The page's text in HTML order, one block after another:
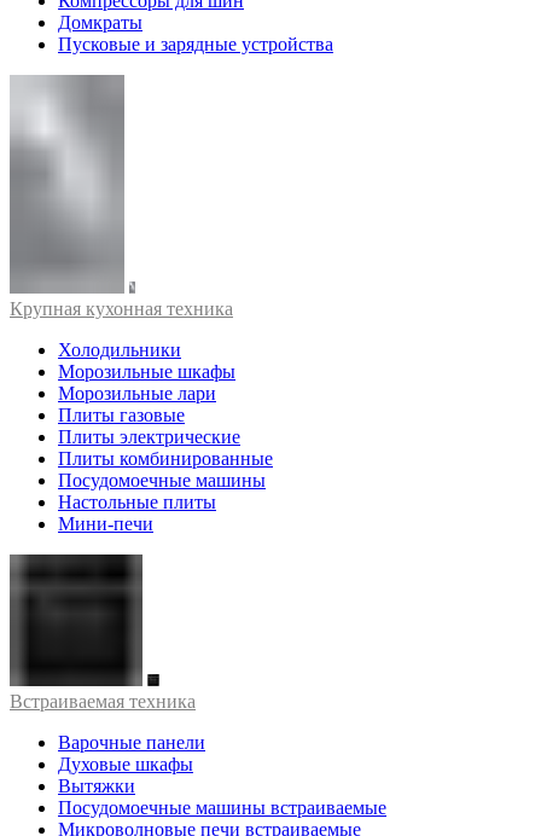
Домкраты
Пусковые и зарядные устройства
Крупная кухонная техника
Холодильники
Морозильные шкафы
Морозильные лари
Плиты газовые
Плиты электрические
Плиты комбинированные
Посудомоечные машины
Настольные плиты
Мини-печи
Встраиваемая техника
Варочные панели
Духовые шкафы
Вытяжки
Посудомоечные машины встраиваемые
Микроволновые печи встраиваемые